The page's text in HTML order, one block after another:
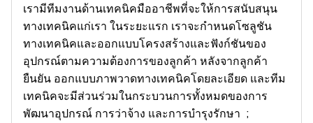
เรามีทีมงานด้านเทคนิคมืออาชีพที่จะให้การสนับสนุน
ทางเทคนิคแก่เรา ในระยะแรก เราจะกำหนดโซลูชัน
ทางเทคนิคและออกแบบโครงสร้างและฟังก์ชันของ
อุปกรณ์ตามความต้องการของลูกค้า หลังจากลูกค้า
ยืนยัน ออกแบบภาพวาดทางเทคนิคโดยละเอียด และทีม
เทคนิคจะมีส่วนร่วมในกระบวนการทั้งหมดของการ
พัฒนาอุปกรณ์ การว่าจ้าง และการบำรุงรักษา ;